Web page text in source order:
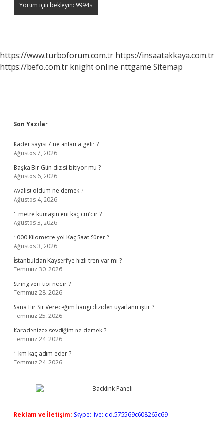
https://www.turboforum.com.tr https://insaatakkaya.com.tr
https://befo.com.tr knight online nttgame Sitemap
Sidebar
Son Yazılar
Kader sayısı 7 ne anlama gelir ?
Ağustos 7, 2026
Başka Bir Gün dizisi bitiyor mu ?
Ağustos 6, 2026
Avalist oldum ne demek ?
Ağustos 4, 2026
1 metre kumaşın eni kaç cm’dir ?
Ağustos 3, 2026
1000 Kilometre yol Kaç Saat Sürer ?
Ağustos 3, 2026
İstanbuldan Kayseri’ye hızlı tren var mı ?
Temmuz 30, 2026
String veri tipi nedir ?
Temmuz 28, 2026
Sana Bir Sır Vereceğim hangi diziden uyarlanmıştır ?
Temmuz 25, 2026
Karadenizce sevdiğim ne demek ?
Temmuz 24, 2026
1 km kaç adım eder ?
Temmuz 24, 2026
Reklam ve İletişim: Skype: live:.cid.575569c608265c69